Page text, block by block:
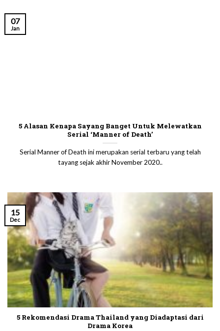
5 Alasan Kenapa Sayang Banget Untuk Melewatkan
Serial ‘Manner of Death’
Serial Manner of Death ini merupakan serial terbaru yang telah
tayang sejak akhir November 2020..
07
Jan
5 Rekomendasi Drama Thailand yang Diadaptasi dari
Drama Korea
15
Dec